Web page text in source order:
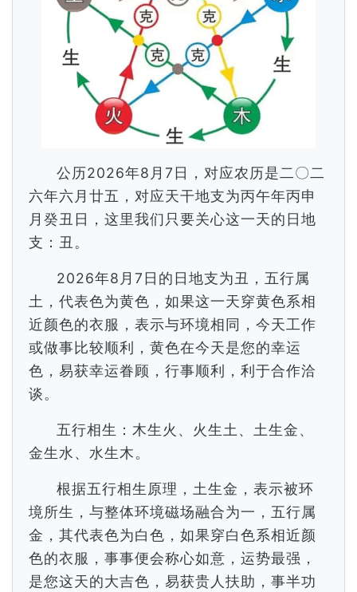
公历2026年8月7日，对应农历是二〇二
六年六月廿五，对应天干地支为丙午年丙申
月癸丑日，这里我们只要关心这一天的日地
支：丑。
2026年8月7日的日地支为丑，五行属
土，代表色为黄色，如果这一天穿黄色系相
近颜色的衣服，表示与环境相同，今天工作
或做事比较顺利，黄色在今天是您的幸运
色，易获幸运眷顾，行事顺利，利于合作洽
谈。
五行相生：木生火、火生土、土生金、
金生水、水生木。
根据五行相生原理，土生金，表示被环
境所生，与整体环境磁场融合为一，五行属
金，其代表色为白色，如果穿白色系相近颜
色的衣服，事事便会称心如意，运势最强，
是您这天的大吉色，易获贵人扶助，事半功